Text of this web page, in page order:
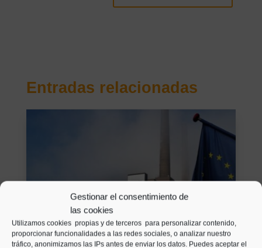
Gestionar el consentimiento de
las cookies
Utilizamos cookies propias y de terceros para personalizar contenido,
proporcionar funcionalidades a las redes sociales, o analizar nuestro
tráfico, anonimizamos las IPs antes de enviar los datos. Puedes aceptar el
Entradas relacionadas